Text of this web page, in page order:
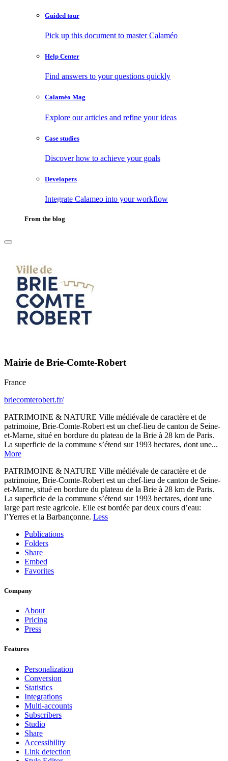
Guided tour
Pick up this document to master Calaméo
Help Center
Find answers to your questions quickly
Calaméo Mag
Explore our articles and refine your ideas
Case studies
Discover how to achieve your goals
Developers
Integrate Calameo into your workflow
From the blog
Mairie de Brie-Comte-Robert
France
briecomterobert.fr/
PATRIMOINE & NATURE Ville médiévale de caractère et de
patrimoine, Brie-Comte-Robert est un chef-lieu de canton de Seine-
et-Marne, situé en bordure du plateau de la Brie à 28 km de Paris.
La superficie de la commune s’étend sur 1993 hectares, dont une...
More
PATRIMOINE & NATURE Ville médiévale de caractère et de
patrimoine, Brie-Comte-Robert est un chef-lieu de canton de Seine-
et-Marne, situé en bordure du plateau de la Brie à 28 km de Paris.
La superficie de la commune s’étend sur 1993 hectares, dont une
large part reste agricole. Elle est bordée par deux cours d’eau:
l’Yerres et la Barbançonne. Less
Publications
Folders
Share
Embed
Favorites
Company
About
Pricing
Press
Features
Personalization
Conversion
Statistics
Integrations
Multi-accounts
Subscribers
Studio
Share
Accessibility
Link detection